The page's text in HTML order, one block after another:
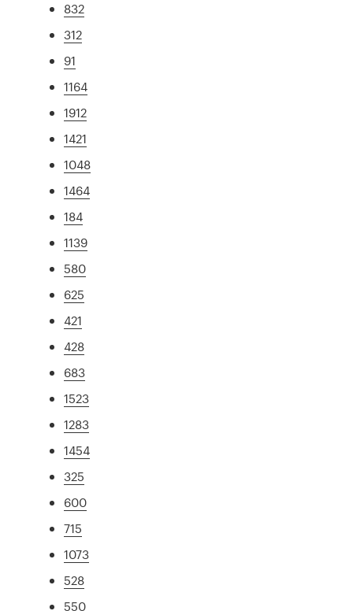
832
312
91
1164
1912
1421
1048
1464
184
1139
580
625
421
428
683
1523
1283
1454
325
600
715
1073
528
550